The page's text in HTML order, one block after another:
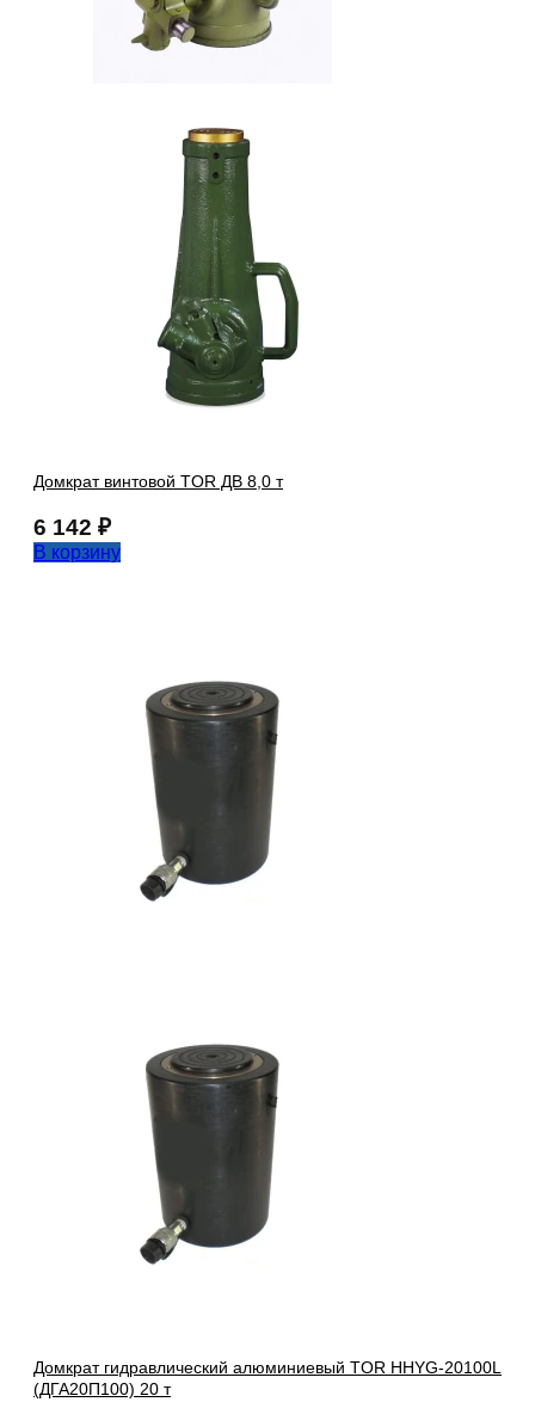
Домкрат винтовой TOR ДВ 8,0 т
6 142 ₽
В корзину
Домкрат гидравлический алюминиевый TOR HHYG-20100L
(ДГА20П100) 20 т